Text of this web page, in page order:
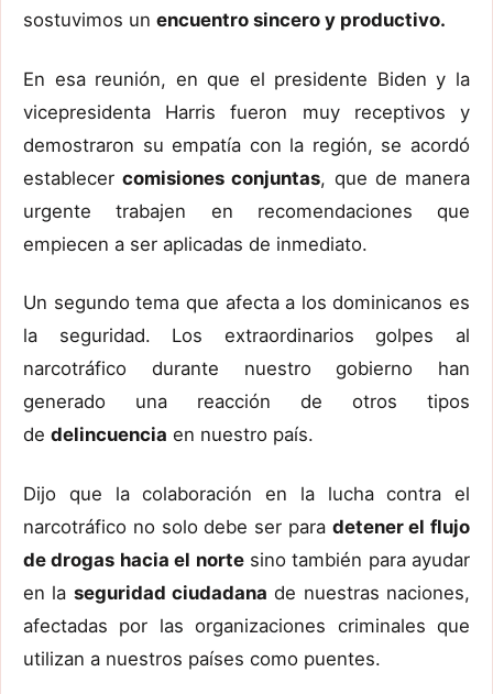
sostuvimos un encuentro sincero y productivo.
En esa reunión, en que el presidente Biden y la
vicepresidenta Harris fueron muy receptivos y
demostraron su empatía con la región, se acordó
establecercomisiones conjuntas, que de manera
urgente trabajen en recomendaciones que
empiecen a ser aplicadas de inmediato.
Un segundo tema que afecta a los dominicanos es
la seguridad. Los extraordinarios golpes al
narcotráfico durante nuestro gobierno han
generado una reacción de otros tipos
de delincuencia en nuestro país.
Dijo que la colaboración en la lucha contra el
narcotráfico no solo debe ser para detener el flujo
de drogas hacia el nortesino también para ayudar
en la seguridad ciudadana de nuestras naciones,
afectadas por las organizaciones criminales que
utilizan a nuestros países como puentes.